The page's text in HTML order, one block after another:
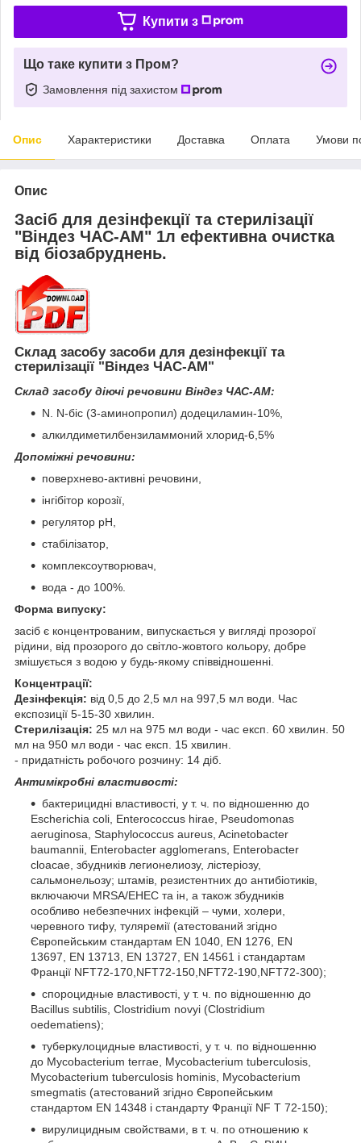
Купити з
Що таке купити з Пром?
Замовлення під захистом
Опис Характеристики Доставка Оплата Умови
Опис
Засіб для дезінфекції та стерилізації
"Віндез ЧАС-АМ" 1л ефективна очистка
від біозабруднень.
Склад засобу засоби для дезінфекції та
стерилізації "Віндез ЧАС-АМ"
Склад засобу діючі речовини Віндез ЧАС-АМ:
N. N-біс (3-аминопропил) додециламин-10%,
алкилдиметилбензиламмоний хлорид-6,5%
Допоміжні речовини:
поверхнево-активні речовини,
інгібітор корозії,
регулятор рН,
стабілізатор,
комплексоутворювач,
вода - до 100%.
Форма випуску:
засіб є концентрованим, випускається у вигляді прозорої
рідини, від прозорого до світло-жовтого кольору, добре
змішується з водою у будь-якому співвідношенні.
Концентрації:
Дезінфекція: від 0,5 до 2,5 мл на 997,5 мл води. Час
експозиції 5-15-30 хвилин.
Стерилізація: 25 мл на 975 мл води - час експ. 60 хвилин. 50
мл на 950 мл води - час експ. 15 хвилин.
- придатність робочого розчину: 14 діб.
Антимікробні властивості:
бактерицидні властивості, у т. ч. по відношенню до
Escherichia coli, Enterococcus hirae, Pseudomonas
aeruginosa, Staphylococcus aureus, Acinetobacter
baumannii, Enterobacter agglomerans, Enterobacter
cloacae, збудників легионелиозу, лістеріозу,
сальмонельозу; штамів, резистентних до антибіотиків,
включаючи MRSA/EHEC та ін, а також збудників
особливо небезпечних інфекцій – чуми, холери,
черевного тифу, туляремії (атестований згідно
Європейським стандартам EN 1040, EN 1276, EN
13697, EN 13713, EN 13727, EN 14561 і стандартам
Франції NFТ72-170,NFТ72-150,NFТ72-190,NFТ72-300);
спороцидные властивості, у т. ч. по відношенню до
Bacillus subtilis, Clostridium novyi (Clostridium
oedematiens);
туберкулоцидные властивості, у т. ч. по відношенню
до Mycobacterium terrae, Mycobacterium tuberculosis,
Mycobacterium tuberculosis hominis, Mycobactеrium
smegmatis (атестований згідно Європейським
стандартом EN 14348 і стандарту Франції NF Т 72-150);
вирулицидным свойствами, в т. ч. по отношению к